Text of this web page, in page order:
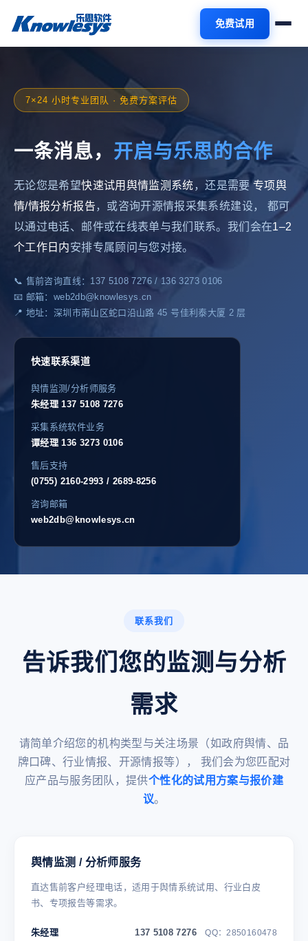
免费试用
7×24 小时专业团队 · 免费方案评估
一条消息， 开启与乐思的合作
无论您是希望快速试用舆情监测系统 ，还是需要专项舆
情/情报分析报告 ，或咨询开源情报采集系统建设， 都可
以通过电话、邮件或在线表单与我们联系。我们会在1–2
个工作日内安排专属顾问与您对接。
📞 售前咨询直线：137 5108 7276 / 136 3273 0106
📧 邮箱：web2db@knowlesys.cn
📍 地址：深圳市南山区蛇口沿山路 45 号佳利泰大厦 2 层
快速联系渠道
舆情监测/分析师服务
朱经理 137 5108 7276
采集系统软件业务
谭经理 136 3273 0106
售后支持
(0755) 2160-2993 / 2689-8256
咨询邮箱
web2db@knowlesys.cn
联系我们
告诉我们您的监测与分析
需求
请简单介绍您的机构类型与关注场景（如政府舆情、品
牌口碑、行业情报、开源情报等）， 我们会为您匹配对
应产品与服务团队，提供个性化的试用方案与报价建
议。
舆情监测 / 分析师服务
直达售前客户经理电话，适用于舆情系统试用、行业白皮
书、专项报告等需求。
朱经理 137 5108 7276 QQ：2850160478